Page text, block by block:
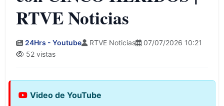
RTVE Noticias
24Hrs - Youtube RTVE Noticias
07/07/2026 10:21
52 vistas
Video de YouTube